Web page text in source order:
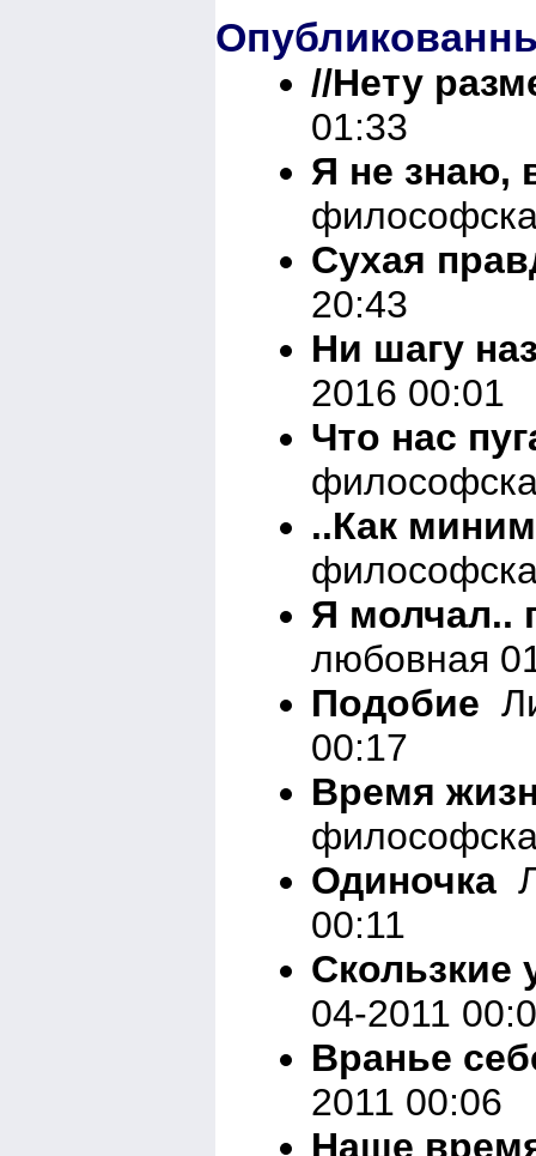
//Нету
01:33
Я не знаю,
Сухая
20:43
Ни шагу
2016 00:01
Что нас
..Как
Я молчал..
любовная
Подобие
00:17
Время
Одиночка
00:11
Скользкие
04-2011
Вранье
2011 00:06
Наше